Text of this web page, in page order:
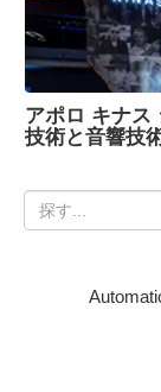
アポロ キナス
技術と音響技